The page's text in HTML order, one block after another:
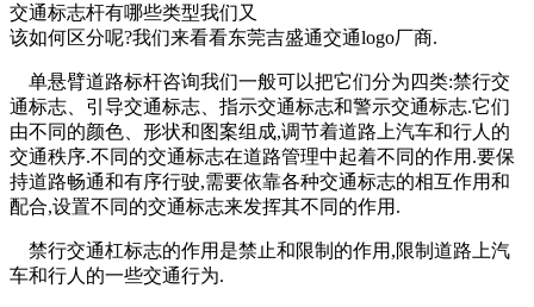
交通标志杆有哪些类型我们又
该如何区分呢?我们来看看东莞吉盛通交通logo厂商.
单悬臂道路标杆咨询我们一般可以把它们分为四类:禁行交
通标志、引导交通标志、指示交通标志和警示交通标志.它们
由不同的颜色、形状和图案组成,调节着道路上汽车和行人的
交通秩序.不同的交通标志在道路管理中起着不同的作用.要保
持道路畅通和有序行驶,需要依靠各种交通标志的相互作用和
配合,设置不同的交通标志来发挥其不同的作用.
禁行交通杠标志的作用是禁止和限制的作用,限制道路上汽
车和行人的一些交通行为.